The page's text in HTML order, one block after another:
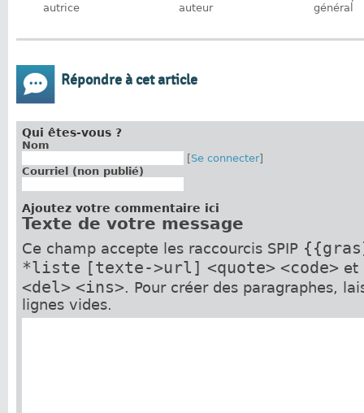
autrice
auteur
général
Répondre à cet article
Qui êtes-vous ?
Nom
[Se connecter]
Courriel (non publié)
Ajoutez votre commentaire ici
Texte de votre message
Ce champ accepte les raccourcis SPIP
*liste [texte->url] <quote> <code>et
<del> <ins>. Pour créer des paragraphes,
lignes vides.